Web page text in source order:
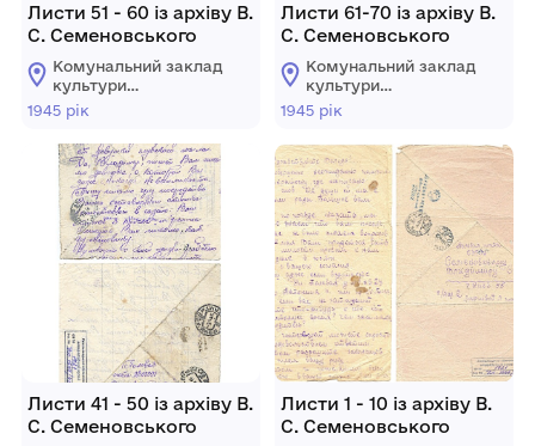
Листи 51 - 60 із архіву В.
С. Семеновського
Комунальний заклад
культури
"Хмельницький
обласний
літературний музей"
1945 рік
Листи 41 - 50 із архіву В.
С. Семеновського
Листи 61-70 із архіву В.
С. Семеновського
Комунальний заклад
культури
"Хмельницький
обласний
літературний музей"
1945 рік
Листи 1 - 10 із архіву В.
С. Семеновського